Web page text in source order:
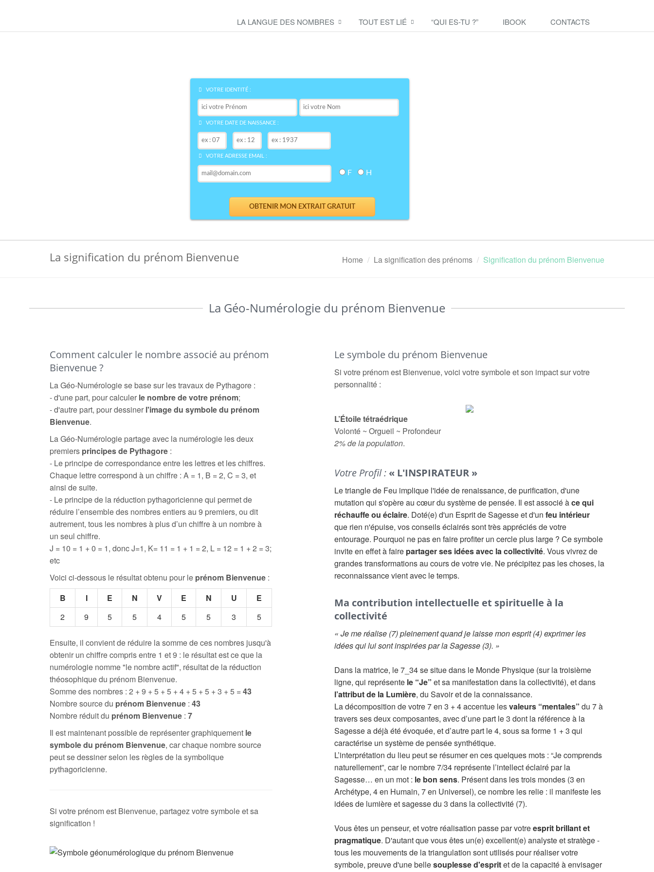
LA LANGUE DES NOMBRES TOUT EST LIÉ “QUI ES-TU ?” IBOOK CONTACTS
VOTRE IDENTITÉ :
VOTRE DATE DE NAISSANCE :
VOTRE ADRESSE EMAIL :
F H
La signification du prénom Bienvenue Home La signification des prénoms Signification du prénom Bienvenue
La Géo-Numérologie du prénom Bienvenue
Comment calculer le nombre associé au prénom
Bienvenue ?
La Géo-Numérologie se base sur les travaux de Pythagore :
- d'une part, pour calculer le nombre de votre prénom;
- d'autre part, pour dessiner l'image du symbole du prénom
Bienvenue.
La Géo-Numérologie partage avec la numérologie les deux
premiers principes de Pythagore :
- Le principe de correspondance entre les lettres et les chiffres.
Chaque lettre correspond à un chiffre : A = 1, B = 2, C = 3, et
ainsi de suite.
- Le principe de la réduction pythagoricienne qui permet de
réduire l’ensemble des nombres entiers au 9 premiers, ou dit
autrement, tous les nombres à plus d’un chiffre à un nombre à
un seul chiffre.
J = 10 = 1 + 0 = 1, donc J=1, K= 11 = 1 + 1 = 2, L = 12 = 1 + 2 = 3;
etc
Voici ci-dessous le résultat obtenu pour le prénom Bienvenue :
B
I E N V E N U
E
2
9 5 5 4 5 5 3 5
Ensuite, il convient de réduire la somme de ces nombres jusqu'à
obtenir un chiffre compris entre 1 et 9 : le résultat est ce que la
numérologie nomme "le nombre actif", résultat de la réduction
théosophique du prénom Bienvenue.
Somme des nombres : 2 + 9 + 5 + 5 + 4 + 5 + 5 + 3 + 5 =43
Nombre source du prénom Bienvenue : 43
Nombre réduit du prénom Bienvenue : 7
Il est maintenant possible de représenter graphiquement le
symbole du prénom Bienvenue, car chaque nombre source
peut se dessiner selon les règles de la symbolique
pythagoricienne.
Si votre prénom est Bienvenue, partagez votre symbole et sa
signification !
Le symbole du prénom Bienvenue
Si votre prénom est Bienvenue, voici votre symbole et son impact sur votre
personnalité :
L’Étoile tétraédrique
Volonté ~ Orgueil ~ Profondeur
2% de la population.
Votre Profil : « L'INSPIRATEUR »
Le triangle de Feu implique l'idée de renaissance, de purification, d'une
mutation qui s'opère au cœur du système de pensée. Il est associé àce qui
réchauffe ou éclaire. Doté(e) d'un Esprit de Sagesse et d'un feu intérieur
que rien n'épuise, vos conseils éclairés sont très appréciés de votre
entourage. Pourquoi ne pas en faire profiter un cercle plus large ? Ce symbole
invite en effet à faire partager ses idées avec la collectivité. Vous vivrez de
grandes transformations au cours de votre vie. Ne précipitez pas les choses, la
reconnaissance vient avec le temps.
Ma contribution intellectuelle et spirituelle à la
collectivité
« Je me réalise (7) pleinement quand je laisse mon esprit (4) exprimer les
idées qui lui sont inspirées par la Sagesse (3). »
Dans la matrice, le 7_34 se situe dans le Monde Physique (sur la troisième
ligne, qui représente le “Je” et sa manifestation dans la collectivité), et dans
l’attribut de la Lumière, du Savoir et de la connaissance.
La décomposition de votre 7 en 3 + 4 accentue lesvaleurs “mentales” du 7 à
travers ses deux composantes, avec d’une part le 3 dont la référence à la
Sagesse a déjà été évoquée, et d’autre part le 4, sous sa forme 1 + 3 qui
caractérise un système de pensée synthétique.
L’interprétation du lieu peut se résumer en ces quelques mots : “Je comprends
naturellement”, car le nombre 7/34 représente l’intellect éclairé par la
Sagesse… en un mot : le bon sens. Présent dans les trois mondes (3 en
Archétype, 4 en Humain, 7 en Universel), ce nombre les relie : il manifeste les
idées de lumière et sagesse du 3 dans la collectivité (7).
Vous êtes un penseur, et votre réalisation passe par votreesprit brillant et
pragmatique. D'autant que vous êtes un(e) excellent(e) analyste et stratège -
tous les mouvements de la triangulation sont utilisés pour réaliser votre
symbole, preuve d'une bellesouplesse d'espritet de la capacité à envisager